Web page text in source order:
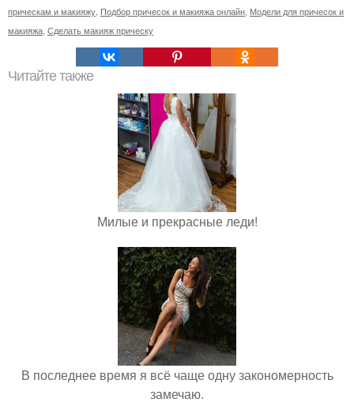
прическам и макияжу, Подбор причесок и макияжа онлайн, Модели для причесок и
макияжа, Сделать макияж прическу
Читайте также
Милые и прекрасные леди!
В последнее время я всё чаще одну закономерность
замечаю.